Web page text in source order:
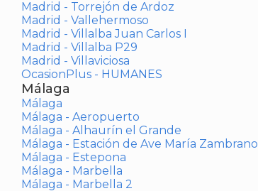
Madrid - Torrejón de Ardoz
Madrid - Vallehermoso
Madrid - Villalba Juan Carlos I
Madrid - Villalba P29
Madrid - Villaviciosa
OcasionPlus - HUMANES
Málaga
Málaga
Málaga - Aeropuerto
Málaga - Alhaurín el Grande
Málaga - Estación de Ave María Zambrano
Málaga - Estepona
Málaga - Marbella
Málaga - Marbella 2